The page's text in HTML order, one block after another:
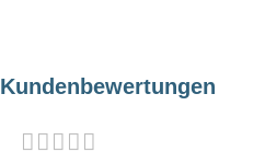
Kundenbewertungen